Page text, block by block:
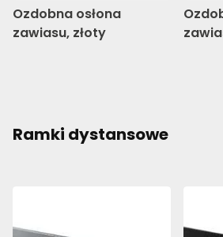
Ozdobna osłona
zawiasu, złoty
Ramki dystansowe